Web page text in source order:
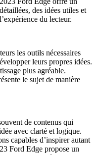
des idées utiles et
du lecteur.
les outils nécessaires
leurs propres idées.
plus agréable.
le sujet de manière
de contenus qui
avec clarté et logique.
capables d’inspirer autant
Ford Edge propose un